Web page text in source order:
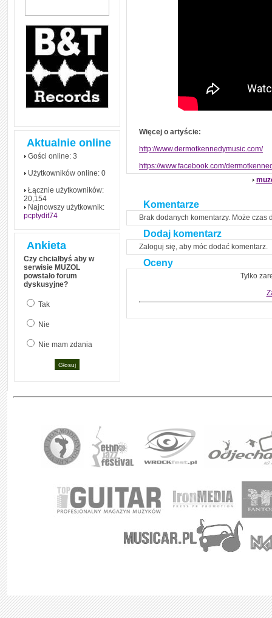
Angielskie przyimki
praktycznych przykładach,
dzięki którym łatwiej je
zapamiętasz
W końcu ktoś po ludzku i
zrozumiale wytłumaczył, na
czym polega mowa zależna
(reported speech) w języku
angielskim
Jak zacząć czytać
Aktualnie online
Gości online: 3
Użytkowników online: 0
Łącznie użytkowników:
20,154
Najnowszy użytkownik:
pcptydit74
Ankieta
Czy chciałbyś aby w
serwisie MUZOL
powstało forum
dyskusyjne?
Tak
Nie
Nie mam zdania
Więcej o artyście:
http://www.dermotkennedymusic.com/
https://www.facebook.com/
Komentarze
Brak dodanych komentarzy. Może czas
Dodaj komentarz
Zaloguj się, aby móc dodać komentarz.
Oceny
Tylko